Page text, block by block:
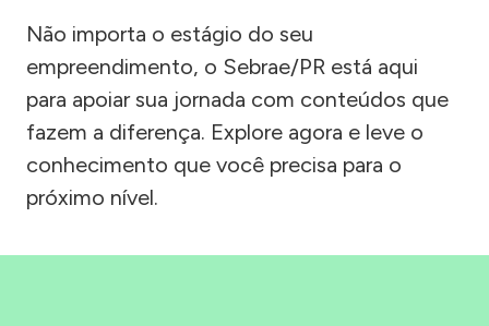
Não importa o estágio do seu
empreendimento, o Sebrae/PR está aqui
para apoiar sua jornada com conteúdos que
fazem a diferença. Explore agora e leve o
conhecimento que você precisa para o
próximo nível.